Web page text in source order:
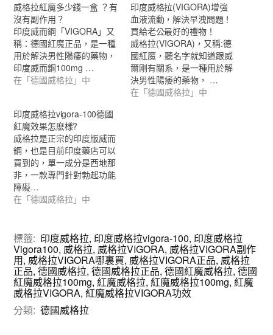
威格拉紅魔多少錢一盒 ？有
沒有副作用？
印度威而鋼「VIGORA」又
稱：德國紅魔正品，是一種
用於解決男性陽痿的藥物，
印度威而鋼100mg …
在「德國威格拉」中
印度威格拉(VIGORA)增強
血液流動，解決早洩問題！
買給老公最好的禮物！
威格拉(VIGORA)，又稱:德
國紅魔，聽名字就知道跟威
爾刚有關系，是一種用於解
決男性陽痿的藥物， …
在「德國威格拉」中
印度威格拉vigora-100德國
紅魔效果怎麽樣?
威格拉是正宗的印度版威而
鋼，也是目前印度藥店可以
買到的，單一成分是西地那
非，一款專門針對勃起功能
障礙…
在「德國威格拉」中
標籤: 印度威格拉, 印度威格拉vigora-100, 印度威格拉
Vigora100, 威格拉, 威格拉VIGORA, 威格拉VIGORA副作
用, 威格拉VIGORA哪裏買, 威格拉VIGORA正品, 威格拉
正品,德國威格拉,德國威格拉正品,德國紅魔威格拉,德國
紅魔威格拉100mg,紅魔威格拉,紅魔威格拉100mg,紅魔
威格拉VIGORA,紅魔威格拉VIGORA功效
分類: 德國威格拉